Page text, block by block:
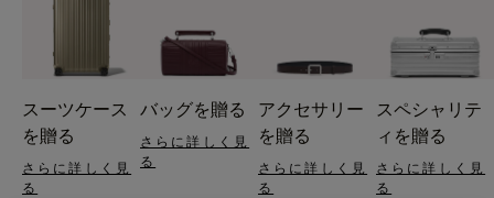
スーツケース
を贈る
さらに詳しく見
る
バッグを贈る
さらに詳しく見
る
アクセサリー
を贈る
さらに詳しく見
る
スペシャリテ
ィを贈る
さらに詳しく見
る